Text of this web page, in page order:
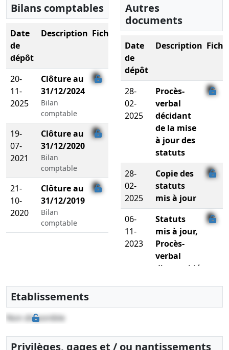
Bilans comptables
Date
de
dépôt
Description Fichier
20-
11-
2025
Clôture au
31/12/2024
Bilan
comptable
19-
07-
2021
Clôture au
31/12/2020
Bilan
comptable
21-
10-
2020
Clôture au
31/12/2019
Bilan
comptable
Autres
documents
Date
de
dépôt
Description
28-
02-
2025
Procès-
verbal
décidant
de la mise
à jour des
statuts
28-
02-
2025
Copie des
statuts
mis à jour
06-
11-
2023
Statuts
mis à jour,
Procès-
verbal
d'assemblée
06- Procès-
Etablissements
Non disponible
Privilèges, gages et / ou nantissements